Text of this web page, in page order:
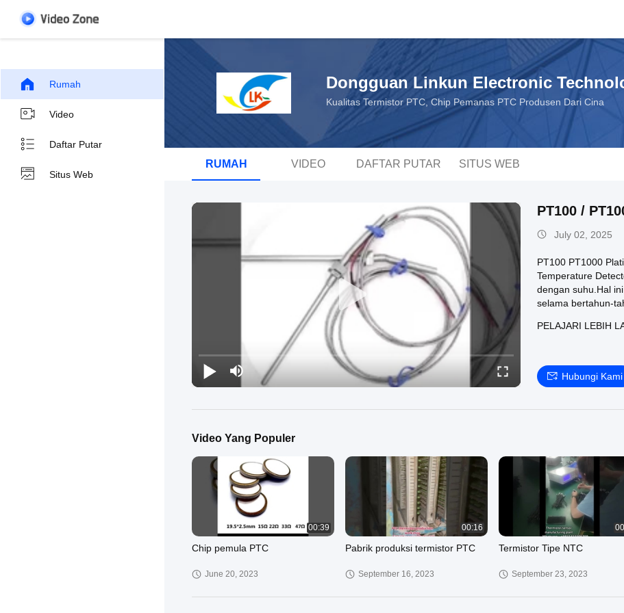
Rumah
Video
Daftar Putar
Situs Web
Dongguan Linkun Electronic
Kualitas Termistor PTC, Chip Pemanas PTC Produsen Dari Cina
RUMAH VIDEO DAFTAR PUTAR SITUS WEB
PT100 /
July 02, 2025
PT100 PT1000
Temperature
dengan suhu.Hal
selama bertahun-
PELAJARI LEBIH
Hubungi Kami
Video Yang Populer
00:39
Chip pemula PTC
June 20, 2023
00:16
Pabrik produksi termistor PTC
September 16, 2023
Termistor Tipe NTC
September 23, 2023